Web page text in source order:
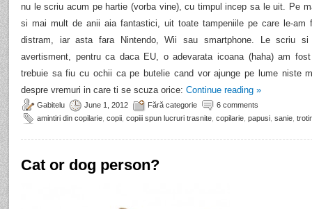
nu le scriu acum pe hartie (vorba vine), cu timpul incep sa le uit. Pe
si mai mult de anii aia fantastici, uit toate tampeniile pe care le-
distram, iar asta fara Nintendo, Wii sau smartphone. Le scriu
avertisment, pentru ca daca EU, o adevarata icoana (haha) am
trebuie sa fiu cu ochii ca pe butelie cand vor ajunge pe lume niste
despre vremuri in care ti se scuza orice: Continue reading »
Gabitelu June 1, 2012 Fără categorie
6 comments
amintiri din copilarie copii copiii spun lucruri trasnite copilarie papusi sanie
Cat or dog person?